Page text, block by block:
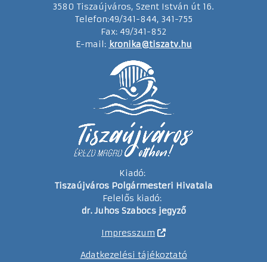
3580 Tiszaújváros, Szent István út 16.
Telefon:49/341-844, 341-755
Fax: 49/341-852
E-mail: kronika@tiszatv.hu
Kiadó:
Tiszaújváros Polgármesteri Hivatala
Felelős kiadó:
dr. Juhos Szabocs jegyző
Impresszum
Adatkezelési tájékoztató